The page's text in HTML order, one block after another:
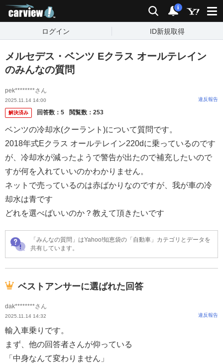
検索 通知
i
ログイン ID新規取得
メルセデス・ベンツ Eクラス オールテレイン
のみんなの質問
pek********さん
2025.11.14 14:00 違反報告
解決済み 回答数： 5 閲覧数： 253
ベンツの冷却水(クーラント)について質問です。
2018年式Eクラス オールテレイン220dに乗っているのです
が、冷却水が減ったようで警告が出たので補充したいので
すが何を入れていいのかわかりません。
ネットで売っているのは赤ばかりなのですが、我が車の冷
却水は青です
どれを選べばいいのか？教えて頂きたいです
「みんなの質問」はYahoo!知恵袋の「自動車」カテゴリとデータを
共有しています。
ベストアンサーに選ばれた回答
dak********さん
2025.11.14 14:32 違反報告
輸入車乗りです。
まず、他の回答者さんが仰っている
「中身なんて変わりません」